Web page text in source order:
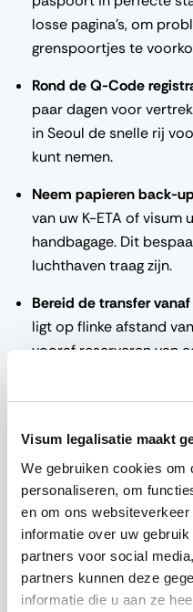
Visum legalisatie maakt
We gebruiken cookies om
personaliseren, om
en om ons
informatie over uw
partners voor social
partners kunnen deze
informatie die u aan ze
losse pagina's, om
grenspoortjes te
Rond de Q-Code
paar dagen voor
in Seoul de snelle rij
kunt nemen.
Neem papieren back-
van uw K-ETA of visum
handbagage. Dit
luchthaven traag zijn.
Bereid de transfer
ligt op flinke afstand
vooraf reserveren van
(Airport Railroad
meest comfortabele